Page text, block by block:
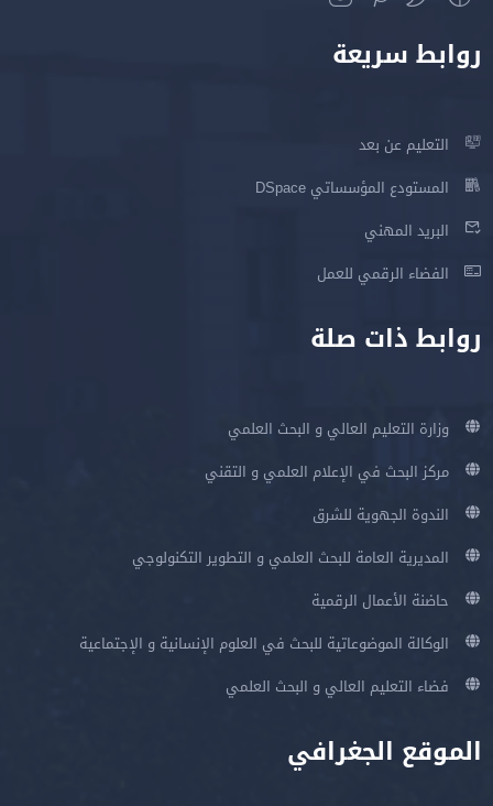
روابط سريعة
التعليم عن بعد
المستودع المؤسساتي DSpace
البريد المهني
الفضاء الرقمي للعمل
روابط ذات صلة
وزارة التعليم العالي و البحث العلمي
مركز البحث في الإعلام العلمي و التقني
الندوة الجهوية للشرق
المديرية العامة للبحث العلمي و التطوير التكنولوجي
حاضنة الأعمال الرقمية
الوكالة الموضوعاتية للبحث في العلوم الإنسانية و الإجتماعية
فضاء التعليم العالي و البحث العلمي
الموقع الجغرافي